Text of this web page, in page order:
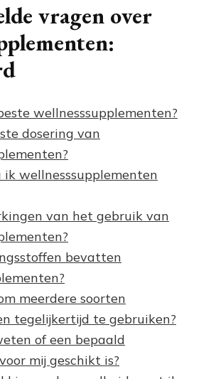
vragen over
wellnesssupplementen?
dosering van
ik wellnesssupplementen
van het gebruik van
bevatten
meerdere soorten
tegelijkertijd te gebruiken?
of een bepaald
mij geschikt is?